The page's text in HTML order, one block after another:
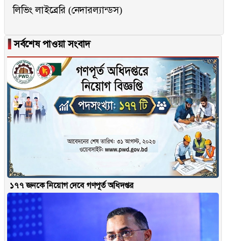
লিভিং লাইব্রেরি (নেদারল্যান্ডস)
▐সর্বশেষ পাওয়া সংবাদ
১৭৭ জনকে নিয়োগ দেবে গণপূর্ত অধিদপ্তর